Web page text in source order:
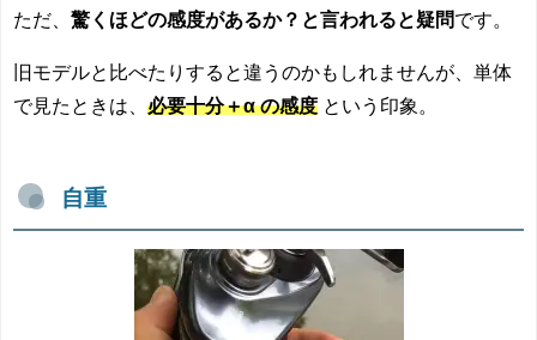
ただ、 驚くほどの感度があるか？と言われると疑問です。
旧モデルと比べたりすると違うのかもしれませんが、単体
で見たときは、 必要十分＋α の感度 という印象。
自重